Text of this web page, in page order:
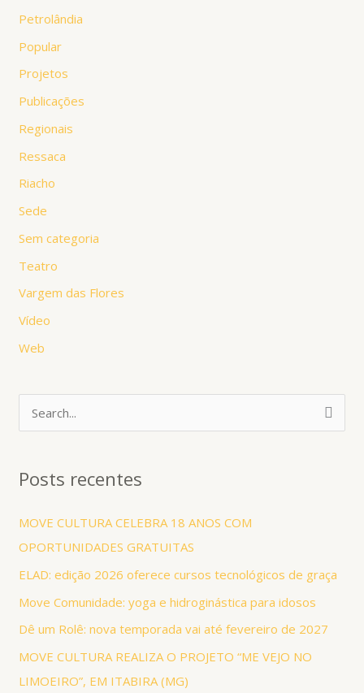
Petrolândia
Popular
Projetos
Publicações
Regionais
Ressaca
Riacho
Sede
Sem categoria
Teatro
Vargem das Flores
Vídeo
Web
q
r
p
o
r
Posts recentes
MOVE CULTURA CELEBRA 18 ANOS COM
OPORTUNIDADES GRATUITAS
ELAD: edição 2026 oferece cursos tecnológicos de graça
Move Comunidade: yoga e hidroginástica para idosos
Dê um Rolê: nova temporada vai até fevereiro de 2027
MOVE CULTURA REALIZA O PROJETO “ME VEJO NO
LIMOEIRO”, EM ITABIRA (MG)